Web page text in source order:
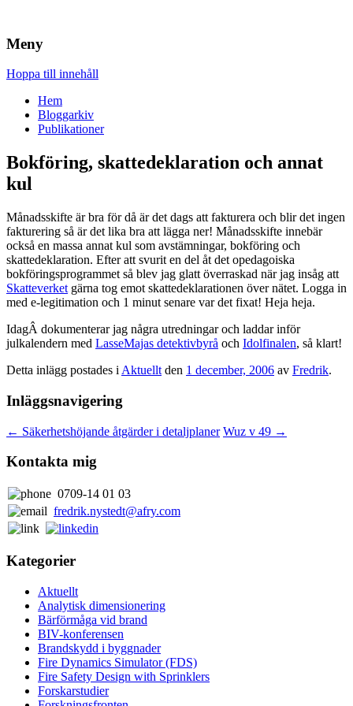
Wuz
Meny
Hoppa till innehåll
Hem
Bloggarkiv
Publikationer
Bokföring, skattedeklaration och annat
kul
Månadsskifte är bra för då är det dags att fakturera och blir det ingen
fakturering så är det lika bra att lägga ner! Månadsskifte innebär
också en massa annat kul som avstämningar, bokföring och
skattedeklaration. Efter att svurit en del åt det opedagoiska
bokföringsprogrammet så blev jag glatt överraskad när jag insåg att
Skatteverket gärna tog emot skattedeklarationen över nätet. Logga in
med e-legitimation och 1 minut senare var det fixat! Heja heja.
IdagÂ dokumenterar jag några utredningar och laddar inför
julkalendern med LasseMajas detektivbyrå och Idolfinalen, så klart!
Detta inlägg postades i Aktuellt den 1 december, 2006 av Fredrik.
Inläggsnavigering
← Säkerhetshöjande åtgärder i detaljplaner Wuz v 49 →
Kontakta mig
0709-14 01 03
fredrik.nystedt@afry.com
Kategorier
Aktuellt
Analytisk dimensionering
Bärförmåga vid brand
BIV-konferensen
Brandskydd i byggnader
Fire Dynamics Simulator (FDS)
Fire Safety Design with Sprinklers
Forskarstudier